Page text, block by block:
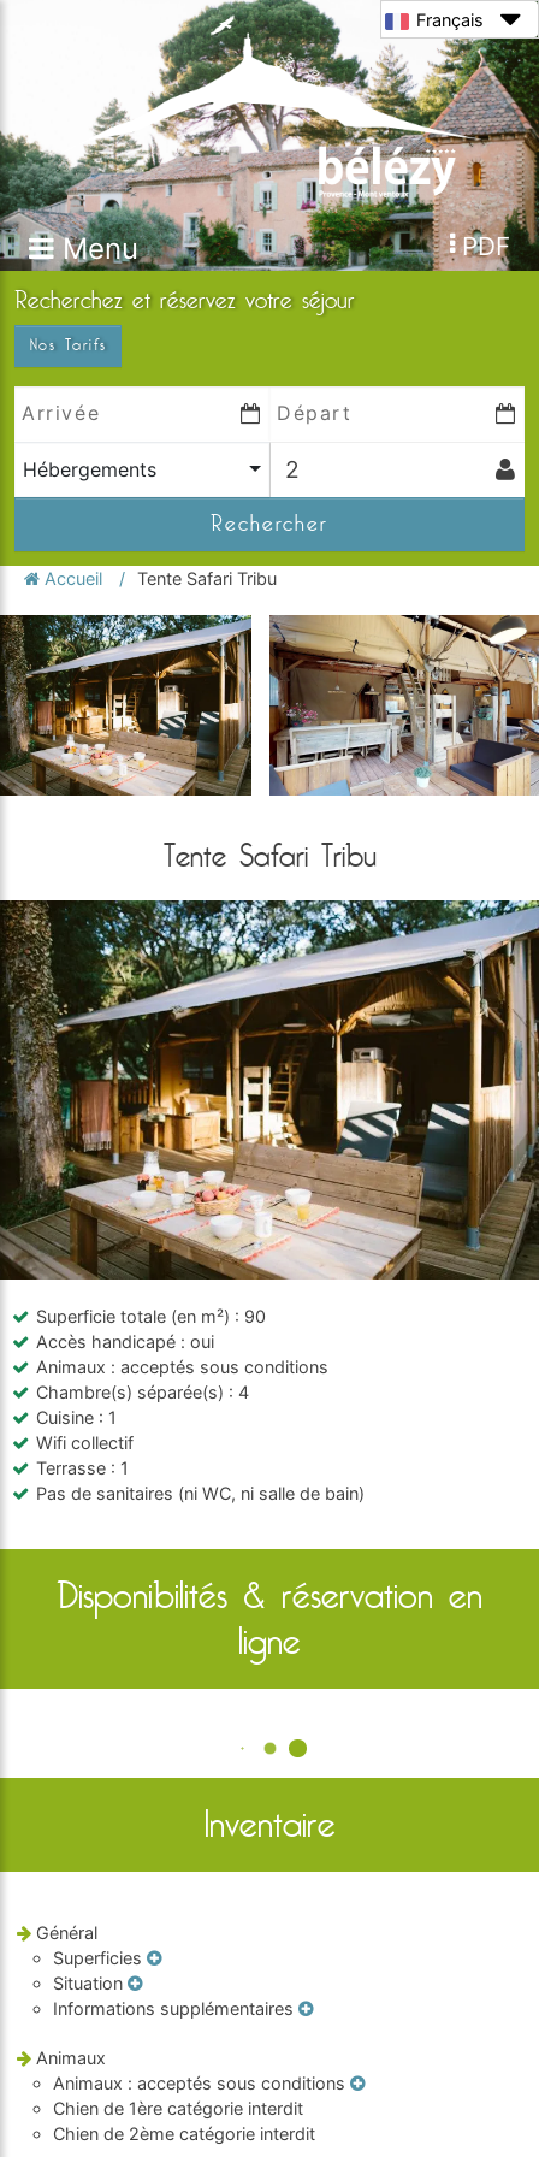
Menu PDF
Français
Recherchez et réservez votre séjour
Nos Tarifs
Hébergements
Rechercher
Accueil Tente Safari Tribu
Tente Safari Tribu
Superficie totale (en m²) : 90
Accès handicapé : oui
Animaux : acceptés sous conditions
Chambre(s) séparée(s) : 4
Cuisine : 1
Wifi collectif
Terrasse : 1
Pas de sanitaires (ni WC, ni salle de bain)
Disponibilités & réservation en
ligne
Inventaire
Général
Superficies
Situation
Informations supplémentaires
Animaux
Animaux : acceptés sous conditions
Chien de 1ère catégorie interdit
Chien de 2ème catégorie interdit